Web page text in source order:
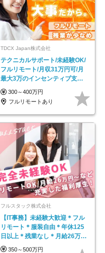
TDCX Japan株式会社
テクニカルサポート/未経験OK/
フルリモート/月収31万円可/月
最大3万のインセンティブ支給/
平均年齢33歳
300～400万円
フルリモートあり
フルスタック株式会社
【IT事務】未経験大歓迎＊フル
リモート＊服装自由＊年休125
日以上＊残業なし＊月給26万円
以上
350～500万円